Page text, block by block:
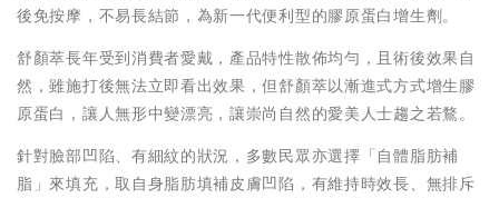
後免按摩，不易長結節，為新一代便利型的膠原蛋白增生劑。
舒顏萃長年受到消費者愛戴，產品特性散佈均勻，且術後效果自
然，雖施打後無法立即看出效果，但舒顏萃以漸進式方式增生膠
原蛋白，讓人無形中變漂亮，讓崇尚自然的愛美人士趨之若鶩。
針對臉部凹陷、有細紋的狀況，多數民眾亦選擇「自體脂肪補
脂」來填充，取自身脂肪填補皮膚凹陷，有維持時效長、無排斥